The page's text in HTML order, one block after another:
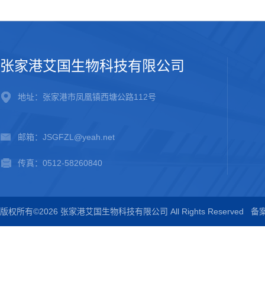
张家港艾国生物科技有限公司
地址：张家港市凤凰镇西塘公路112号
邮箱：JSGFZL@yeah.net
传真：0512-58260840
版权所有©2026 张家港艾国生物科技有限公司 All Rights Reserved 备